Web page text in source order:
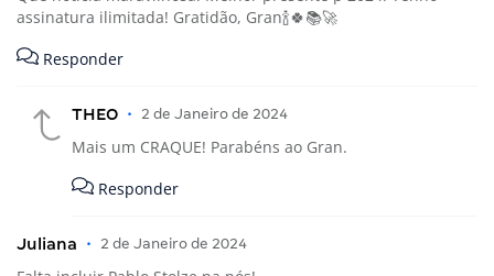
assinatura ilimitada! Gratidão, Gran🍾🍀📚🚀
Responder
THEO • 2 de Janeiro de 2024
Mais um CRAQUE! Parabéns ao Gran.
Responder
Juliana • 2 de Janeiro de 2024